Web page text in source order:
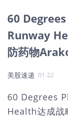
60
Runway
防药物
美股速递 01-22
60 Degrees
Health达成战